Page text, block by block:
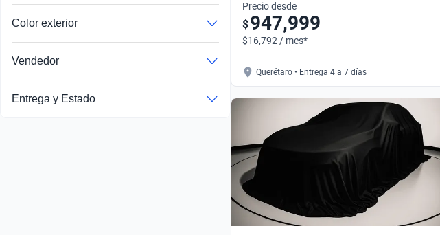
Color exterior
Vendedor
Entrega y Estado
Precio desde
$947,999
$16,792 / mes*
Querétaro • Entrega 4 a 7 días